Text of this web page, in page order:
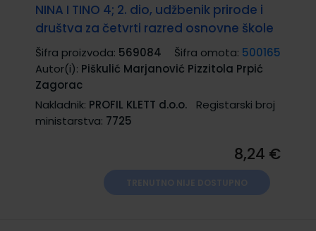
NINA I TINO 4; 2. dio, udžbenik prirode i
društva za četvrti razred osnovne škole
Šifra proizvoda: 569084 Šifra omota: 500165
Autor(i): Piškulić Marjanović Pizzitola Prpić
Zagorac
Nakladnik: PROFIL KLETT d.o.o.
Registarski broj
ministarstva: 7725
8,24 €